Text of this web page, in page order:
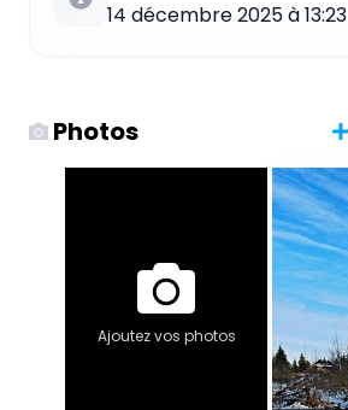
14 décembre 2025 à 13:23
Photos
Ajoutez vos photos